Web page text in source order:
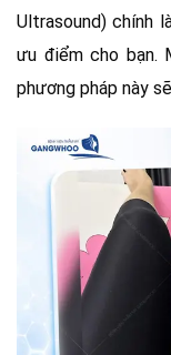
Ultrasound) chính
ưu điểm cho bạn.
phương pháp này